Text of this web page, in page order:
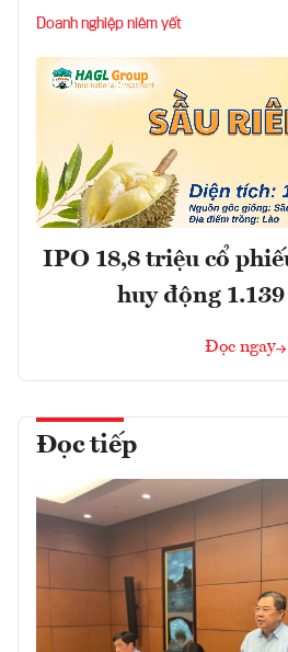
Doanh nghiệp niêm yết
IPO 18,8 triệu cổ
huy động
Đọc ngay
Đọc tiếp